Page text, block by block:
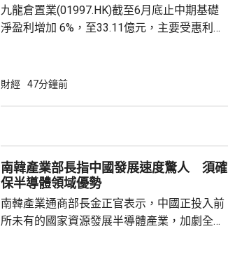
九龍倉置業(01997.HK)截至6月底止中期基礎
淨盈利增加 6%，至33.11億元，主要受惠利息
24.06億元。 九倉置業表示，到今年底綜合負
點，由65%調升至 90%，並持續檢討。第...
財經 47分鐘前
南韓產業部長指中國發展速度驚人 須確
保半導體領域優勢
南韓產業通商部長金正官表示，中國正投入前
所未有的國家資源發展半導體產業，加劇全球